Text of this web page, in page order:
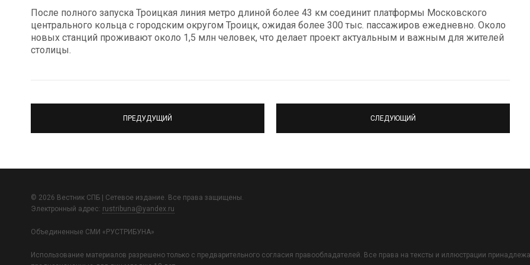
После полного запуска Троицкая линия метро длиной более 43 км соединит платформы Московского
центрального кольца с городским округом Троицк, ожидая более 300 тыс. пассажиров ежедневно. Около
новых станций проживают около 1,5 млн человек, что делает проект актуальным и важным для жителей
столицы.
ПРЕДУДУЩИЙ СЛЕДУЮЩИЙ
© 2026 Вестник СПБ | Сетевое издание. Все права защищены.
Электронный адрес: rustribuna@yandex.ru
Объединенные СМИ «РУСТРИБУНА»
Использование материалов разрешено только с предварительного согласия правообладателей. Все права на тексты и иллюстрации